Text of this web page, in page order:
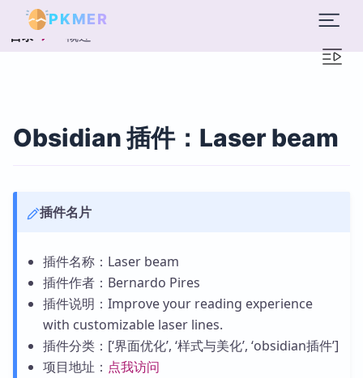
PKMER
目录 概述
Obsidian 插件：Laser beam
插件名片
插件名称：Laser beam
插件作者：Bernardo Pires
插件说明：Improve your reading experience
with customizable laser lines.
插件分类：[‘界面优化’, ‘样式与美化’, ‘obsidian插件’]
项目地址： 点我访问